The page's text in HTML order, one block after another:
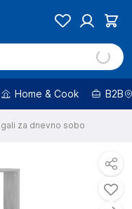
Home & Cook B2B
za dnevno sobo